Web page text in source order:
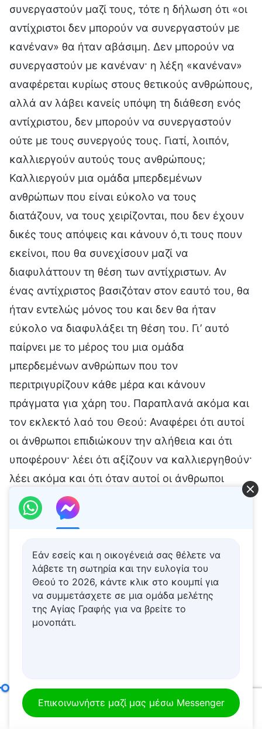
Τι λέτε, είναι δύσκολο να συνεργαστείτε με
Εάν εσείς και η οικογένειά σας θέλετε να
λάβετε τη σωτηρία και την ευλογία του
Θεού το 2026, κάντε κλικ στο κουμπί για
να συμμετάσχετε σε μια ομάδα μελέτης
της Αγίας Γραφής για να βρείτε το
μονοπάτι.
Επικοινωνήστε μαζί μας μέσω Messenger